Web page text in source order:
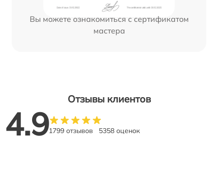
Вы можете ознакомиться с сертификатом
мастера
Отзывы клиентов
4.91799 отзывов 5358 оценок